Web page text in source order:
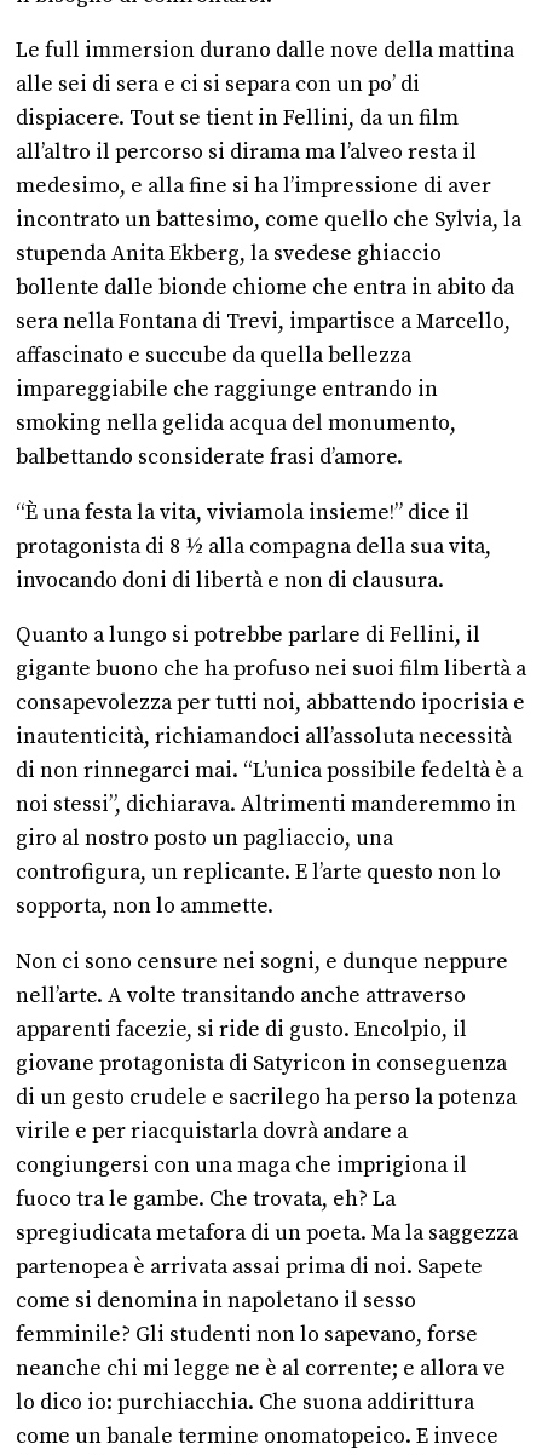
Le full immersion durano dalle nove della mattina
alle sei di sera e ci si separa con un po’ di
dispiacere. Tout se tient in Fellini, da un film
all’altro il percorso si dirama ma l’alveo resta il
medesimo, e alla fine si ha l’impressione di aver
incontrato un battesimo, come quello che Sylvia, la
stupenda Anita Ekberg, la svedese ghiaccio
bollente dalle bionde chiome che entra in abito da
sera nella Fontana di Trevi, impartisce a Marcello,
affascinato e succube da quella bellezza
impareggiabile che raggiunge entrando in
smoking nella gelida acqua del monumento,
balbettando sconsiderate frasi d’amore.
“È una festa la vita, viviamola insieme!” dice il
protagonista di 8 ½ alla compagna della sua vita,
invocando doni di libertà e non di clausura.
Quanto a lungo si potrebbe parlare di Fellini, il
gigante buono che ha profuso nei suoi film libertà a
consapevolezza per tutti noi, abbattendo ipocrisia e
inautenticità, richiamandoci all’assoluta necessità
di non rinnegarci mai. “L’unica possibile fedeltà è a
noi stessi”, dichiarava. Altrimenti manderemmo in
giro al nostro posto un pagliaccio, una
controfigura, un replicante. E l’arte questo non lo
sopporta, non lo ammette.
Non ci sono censure nei sogni, e dunque neppure
nell’arte. A volte transitando anche attraverso
apparenti facezie, si ride di gusto. Encolpio, il
giovane protagonista di Satyricon in conseguenza
di un gesto crudele e sacrilego ha perso la potenza
virile e per riacquistarla dovrà andare a
congiungersi con una maga che imprigiona il
fuoco tra le gambe. Che trovata, eh? La
spregiudicata metafora di un poeta. Ma la saggezza
partenopea è arrivata assai prima di noi. Sapete
come si denomina in napoletano il sesso
femminile? Gli studenti non lo sapevano, forse
neanche chi mi legge ne è al corrente; e allora ve
lo dico io: purchiacchia. Che suona addirittura
come un banale termine onomatopeico. E invece